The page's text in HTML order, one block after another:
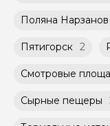
Поляна Нарзанов
Пятигорск 2
Смотровые
Сырные пещеры